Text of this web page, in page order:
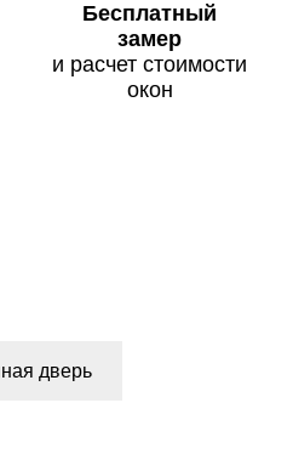
Бесплатный
замер
и расчет стоимости
окон
дверь